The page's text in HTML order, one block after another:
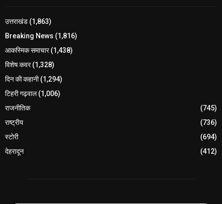
उत्तराखंड (1,863)
Breaking News (1,816)
आकस्मिक समाचार(1,438)
विशेष कवर(1,328)
दिन की कहानी(1,294)
टिहरी गढ़वाल(1,006)
राजनीतिक
(745)
राष्ट्रीय
(736)
स्टोरी
(694)
देहरादून
(412)